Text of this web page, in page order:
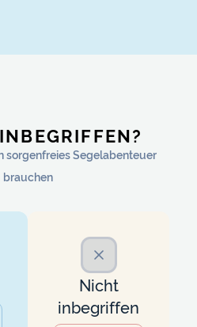
sorgenfreies Segelabenteuer
brauchen
Nicht
inbegriffen